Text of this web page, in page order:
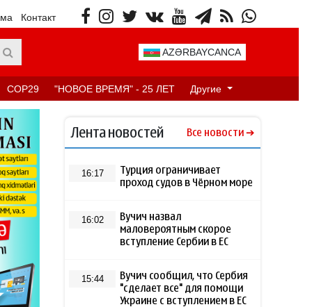
Контакт
AZƏRBAYCANCA
COP29 "НОВОЕ ВРЕМЯ" - 25 ЛЕТ Другие
Лента новостей Все новости
16:17
Турция ограничивает
проход судов в Чёрном море
16:02
Вучич назвал
маловероятным скорое
вступление Сербии в ЕС
15:44
Вучич сообщил, что Сербия
"сделает все" для помощи
Украине с вступлением в ЕС